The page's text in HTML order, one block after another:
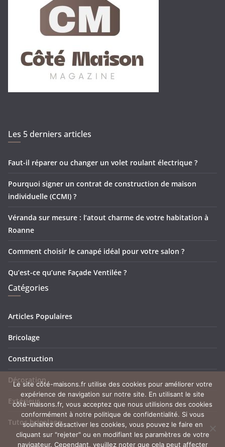
Les 5 derniers articles
Faut-il réparer ou changer un volet roulant électrique ?
Pourquoi signer un contrat de construction de maison
individuelle (CCMI) ?
Véranda sur mesure : l’atout charme de votre habitation à
Roanne
Comment choisir le canapé idéal pour votre salon ?
Qu’est-ce qu’une Façade Ventilée ?
Catégories
Articles Populaires
Bricolage
Construction
Décoration
Extérieur
Tutos bricolage
Le site côté-maisons.fr utilise des cookies pour améliorer votre
expérience de navigation sur notre site. En utilisant le site
côté-maisons.fr, vous acceptez que nous utilisions des cookies
conformément à notre politique de confidentialité. Si vous
souhaitez désactiver les cookies, vous pouvez le faire en
cliquant sur "rejeter" ou en modifiant les paramètres de votre
navigateur. Cependant, veuillez noter que cela peut affecter